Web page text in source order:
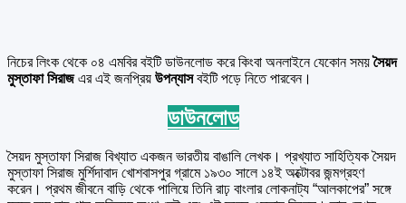
নিচের লিংক থেকে ০৪ এমবির বইটি ডাউনলোড করে কিংবা অনলাইনে যেকোন সময়সৈয়দ
মুস্তাফা সিরাজএর এই জনপ্রিয় উপন্যাসবইটি পড়ে নিতে পারবেন।
ডাউনলোড
সৈয়দ মুস্তাফা সিরাজ বিখ্যাত একজন ভারতীয় বাঙালি লেখক। প্রখ্যাত সাহিত্যিক সৈয়দ
মুস্তাফা সিরাজ মুর্শিদাবাদ খোশবাসপুর গ্রামে ১৯৩০ সালে ১৪ই অক্টোবর জন্মগ্রহণ
করেন। প্রথম জীবনে বাড়ি থেকে পালিয়ে তিনি রাঢ় বাংলার লোকনাট্য “আলকাপের” সঙ্গে